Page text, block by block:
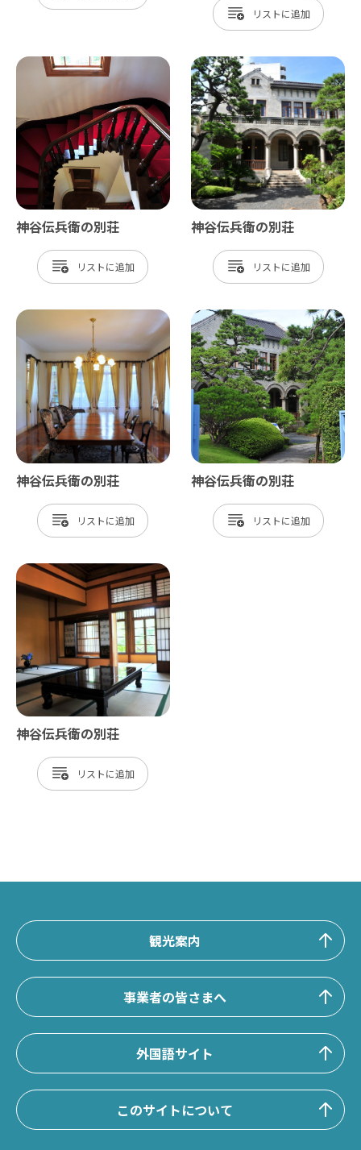
リスト
神谷伝兵衛の別荘
リスト
神谷伝兵衛の別荘
リスト
神谷伝兵衛の別荘
リスト
神谷伝兵衛の別荘
リスト
神谷伝兵衛の別荘
リスト
観光案内
事業者の皆さまへ
外国語サイト
このサイトについて